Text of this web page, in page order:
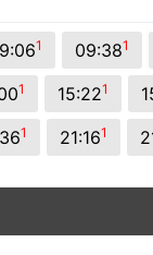
1 09:381
1 15:221
1 21:161